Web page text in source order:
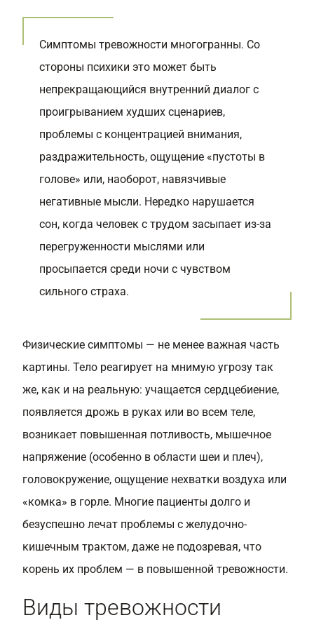
Симптомы тревожности многогранны. Со
стороны психики это может быть
непрекращающийся внутренний диалог с
проигрыванием худших сценариев,
проблемы с концентрацией внимания,
раздражительность, ощущение «пустоты в
голове» или, наоборот, навязчивые
негативные мысли. Нередко нарушается
сон, когда человек с трудом засыпает из-за
перегруженности мыслями или
просыпается среди ночи с чувством
сильного страха.
Физические симптомы — не менее важная часть
картины. Тело реагирует на мнимую угрозу так
же, как и на реальную: учащается сердцебиение,
появляется дрожь в руках или во всем теле,
возникает повышенная потливость, мышечное
напряжение (особенно в области шеи и плеч),
головокружение, ощущение нехватки воздуха или
«комка» в горле. Многие пациенты долго и
безуспешно лечат проблемы с желудочно-
кишечным трактом, даже не подозревая, что
корень их проблем — в повышенной тревожности.
Виды тревожности